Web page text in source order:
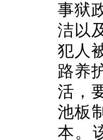
事狱
洁以
犯人
路养
活，
池板
本。